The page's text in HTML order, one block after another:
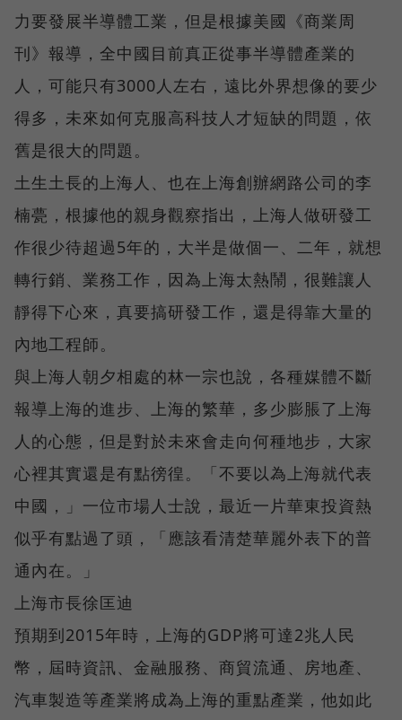
力要發展半導體工業，但是根據美國《商業周
刊》報導，全中國目前真正從事半導體產業的
人，可能只有3000人左右，遠比外界想像的要少
得多，未來如何克服高科技人才短缺的問題，依
舊是很大的問題。
土生土長的上海人、也在上海創辦網路公司的李
楠甍，根據他的親身觀察指出，上海人做研發工
作很少待超過5年的，大半是做個一、二年，就想
轉行銷、業務工作，因為上海太熱鬧，很難讓人
靜得下心來，真要搞研發工作，還是得靠大量的
內地工程師。
與上海人朝夕相處的林一宗也說，各種媒體不斷
報導上海的進步、上海的繁華，多少膨脹了上海
人的心態，但是對於未來會走向何種地步，大家
心裡其實還是有點徬徨。「不要以為上海就代表
中國，」一位市場人士說，最近一片華東投資熱
似乎有點過了頭，「應該看清楚華麗外表下的普
通內在。」
上海市長徐匡迪
預期到2015年時，上海的GDP將可達2兆人民
幣，屆時資訊、金融服務、商貿流通、房地產、
汽車製造等產業將成為上海的重點產業，他如此